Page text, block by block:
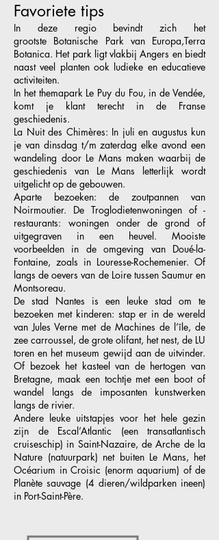
Favoriete tips
In deze regio bevindt zich het
grootste Botanische Park van Europa,Terra
Botanica. Het park ligt vlakbij Angers en biedt
naast veel planten ook ludieke en educatieve
activiteiten.
In het themapark Le Puy du Fou, in de Vendée,
komt je klant terecht in de Franse
geschiedenis.
La Nuit des Chimères: In juli en augustus kun
je van dinsdag t/m zaterdag elke avond een
wandeling door Le Mans maken waarbij de
geschiedenis van Le Mans letterlijk wordt
uitgelicht op de gebouwen.
Aparte bezoeken: de zoutpannen van
Noirmoutier. De Troglodietenwoningen of -
restaurants: woningen onder de grond of
uitgegraven in een heuvel. Mooiste
voorbeelden in de omgeving van Doué-la-
Fontaine, zoals in Louresse-Rochemenier. Of
langs de oevers van de Loire tussen Saumur en
Montsoreau.
De stad Nantes is een leuke stad om te
bezoeken met kinderen: stap er in de wereld
van Jules Verne met de Machines de l’île, de
zee carroussel, de grote olifant, het nest, de LU
toren en het museum gewijd aan de uitvinder.
Of bezoek het kasteel van de hertogen van
Bretagne, maak een tochtje met een boot of
wandel langs de imposanten kunstwerken
langs de rivier.
Andere leuke uitstapjes voor het hele gezin
zijn de Escal’Atlantic (een transatlantisch
cruiseschip) in Saint-Nazaire, de Arche de la
Nature (natuurpark) net buiten Le Mans, het
Océarium in Croisic (enorm aquarium) of de
Planète sauvage (4 dieren/wildparken ineen)
in Port-Saint-Père.